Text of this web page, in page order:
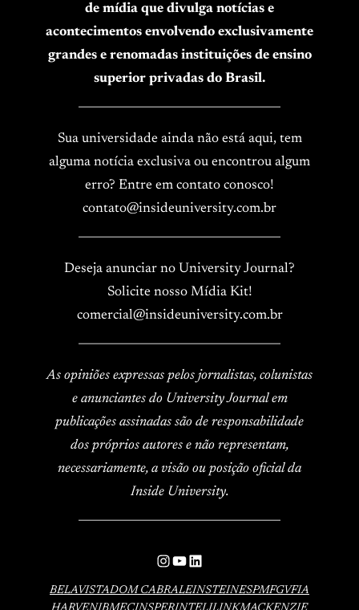
de mídia que divulga notícias e
acontecimentos envolvendo exclusivamente
grandes e renomadas instituições de ensino
superior privadas do Brasil.
Sua universidade ainda não está aqui, tem
alguma notícia exclusiva ou encontrou algum
erro? Entre em contato conosco!
contato@insideuniversity.com.br
Deseja anunciar no University Journal?
Solicite nosso Mídia Kit!
comercial@insideuniversity.com.br
As opiniões expressas pelos jornalistas, colunistas
e anunciantes do University Journal em
publicações assinadas são de responsabilidade
dos próprios autores e não representam,
necessariamente, a visão ou posição oficial da
Inside University.
Instagram
YouTube
LinkedIn
BELAVISTADOM CABRALEINSTEINESPMFGVFIA